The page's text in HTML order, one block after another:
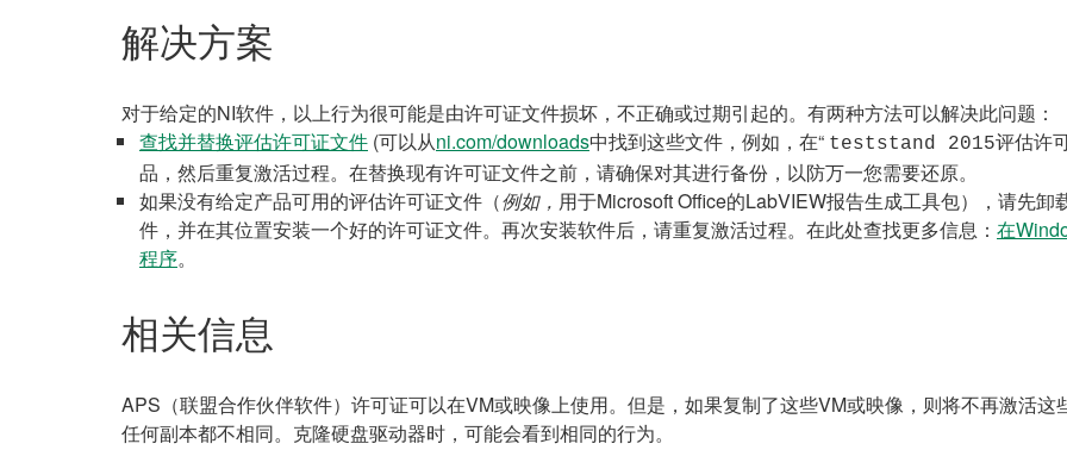
解决方案
对于给定的NI软件，以上行为很可能是由许可证文件损坏，不正确或过期引起的。有两种方法可以解决此问题：
查找并替换评估许可证文件 (可以从ni.com/downloads中找到这些文件，例如，在“ teststand 2015评估许
品，然后重复激活过程。在替换现有许可证文件之前，请确保对其进行备份，以防万一您需要还原。
如果没有给定产品可用的评估许可证文件（例如， 用于Microsoft Office的LabVIEW报告生成工具包），请先
件，并在其位置安装一个好的许可证文件。再次安装软件后，请重复激活过程。在此处查找更多信息： 在
程序。
相关信息
APS（联盟合作伙伴软件）许可证可以在VM或映像上使用。但是，如果复制了这些VM或映像，则将不再激活
任何副本都不相同。克隆硬盘驱动器时，可能会看到相同的行为。